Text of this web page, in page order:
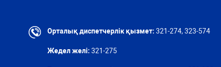
Орталық диспетчерлік қызмет: 321-274, 323-574
Жедел желі: 321-275